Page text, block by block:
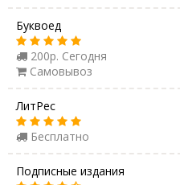
Буквоед
200р. Сегодня
Самовывоз
ЛитРес
Бесплатно
Подписные издания